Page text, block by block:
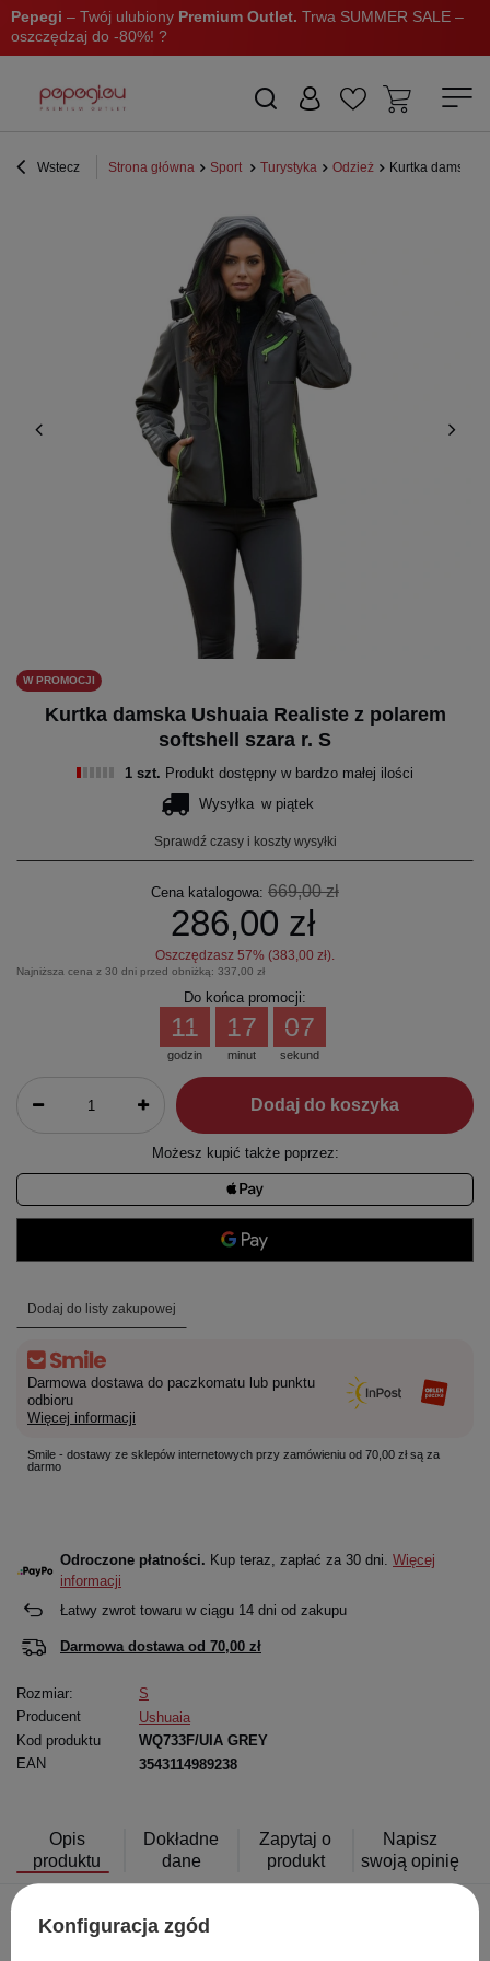
Pepegi – Twój ulubiony Premium Outlet. Trwa SUMMER SALE –
oszczędzaj do -80%! ?
Wstecz Strona główna Sport Turystyka Odzież Kurtka damska
W PROMOCJI
Kurtka damska Ushuaia Realiste z polarem
softshell szara r. S
1 szt. Produkt dostępny w bardzo małej ilości
Wysyłka w piątek
Sprawdź czasy i koszty wysyłki
Cena katalogowa: 669,00 zł
286,00 zł
Oszczędzasz 57% (383,00 zł).
Najniższa cena z 30 dni przed obniżką: 337,00 zł
Do końca promocji:
godzin
11
minut
17
sekund
06
Dodaj do koszyka
Możesz kupić także poprzez:
Dodaj do listy zakupowej
Darmowa dostawa do paczkomatu lub punktu
odbioru
Więcej informacji
Smile - dostawy ze sklepów internetowych przy zamówieniu od 70,00 zł są za
darmo
Odroczone płatności. Kup teraz, zapłać za 30 dni. Więcej
informacji
Łatwy zwrot towaru w ciągu 14 dni od zakupu
Darmowa dostawa od 70,00 zł
Rozmiar:
S
Producent
Ushuaia
Kod produktu
WQ733F/UIA GREY
EAN
3543114989238
Opis
produktu
Dokładne
dane
Zapytaj o
produkt
Napisz
swoją opinię
Szukasz kurtki, która dotrzyma Ci kroku podczas aktywności na
Konfiguracja zgód